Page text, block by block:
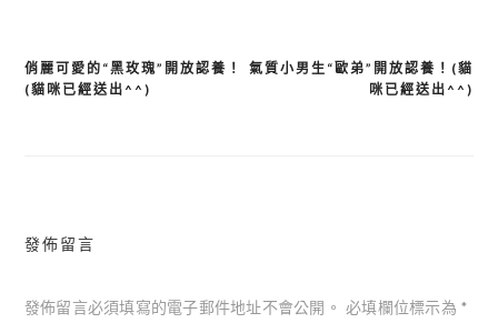
文
氣質小男生“歐弟”開放認養！(貓
咪已經送出^^)
俏麗可愛的“黑玫瑰”開放認養！
(貓咪已經送出^^)
發佈留言
發佈留言必須填寫的電子郵件地址不會公開。 必填欄位標示為*